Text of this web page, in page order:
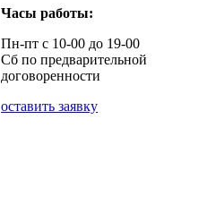
Часы работы:
Пн-пт с 10-00 до 19-00
Сб по предварительной
договоренности
оставить заявку